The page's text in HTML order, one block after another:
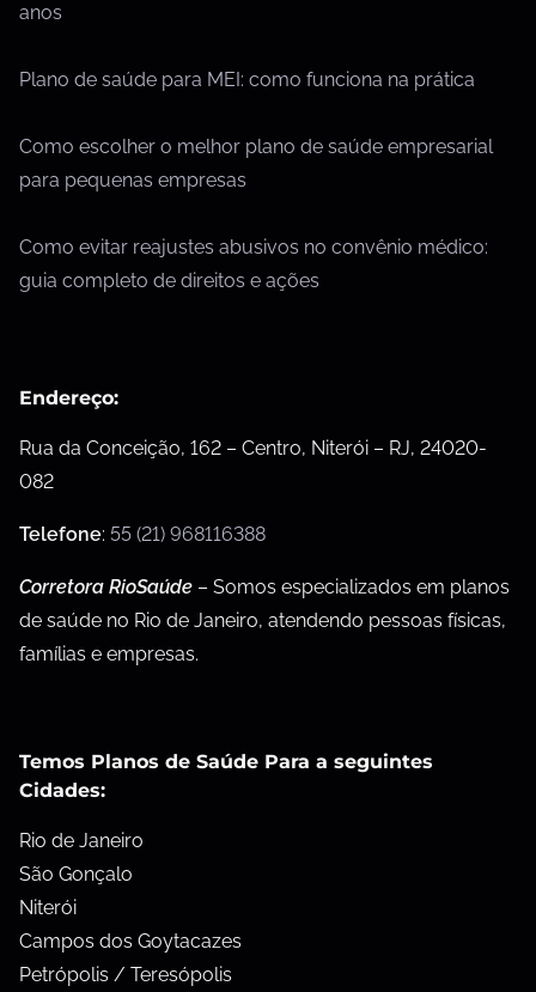
anos
Plano de saúde para MEI: como funciona na prática
Como escolher o melhor plano de saúde empresarial
para pequenas empresas
Como evitar reajustes abusivos no convênio médico:
guia completo de direitos e ações
Endereço:
Rua da Conceição, 162 – Centro, Niterói – RJ, 24020-
082
Telefone: 55 (21) 968116388
Corretora RioSaúde – Somos especializados em planos
de saúde no Rio de Janeiro, atendendo pessoas físicas,
famílias e empresas.
Temos Planos de Saúde Para a seguintes
Cidades:
Rio de Janeiro
São Gonçalo
Niterói
Campos dos Goytacazes
Petrópolis / Teresópolis